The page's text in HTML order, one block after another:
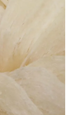
有
種
款
在